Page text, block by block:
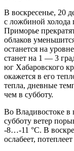
В воскресенье, 20
с ложбиной холода
Приморье
облаков
останется на
станет на 1 — 3
юг Хабаровского
окажется в его
тепла, дневные
чем в субботу.
Во Владивостоке в
субботу ветер
-8…-11 °С. В
ослабеет,